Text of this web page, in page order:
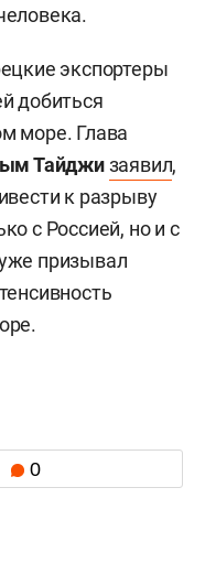
экспортеры
добиться
море. Глава
Тайджизаявил,
к разрыву
с Россией, но и с
призывал
0